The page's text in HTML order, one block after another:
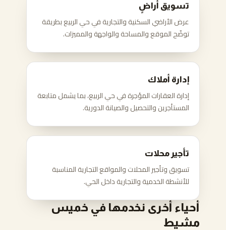
تسويق أراضٍ
عرض الأراضي السكنية والتجارية في حي الربيع بطريقة
توضّح الموقع والمساحة والواجهة والمميزات.
إدارة أملاك
إدارة العقارات المؤجرة في حي الربيع، بما يشمل متابعة
المستأجرين والتحصيل والصيانة الدورية.
تأجير محلات
تسويق وتأجير المحلات والمواقع التجارية المناسبة
للأنشطة الخدمية والتجارية داخل الحي.
أحياء أخرى نخدمها في خميس
مشيط